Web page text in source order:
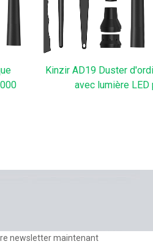
Kinzir AD19 Duster
avec lumière LED
newsletter maintenant